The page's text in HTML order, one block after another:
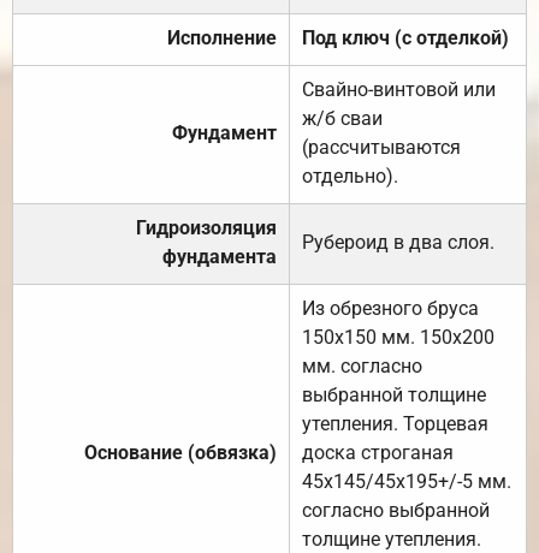
Исполнение Под ключ (с отделкой)
Фундамент
Свайно-винтовой или
ж/б сваи
(рассчитываются
отдельно).
Гидроизоляция
фундамента
Рубероид в два слоя.
Основание (обвязка)
Из обрезного бруса
150х150 мм. 150х200
мм. согласно
выбранной толщине
утепления. Торцевая
доска строганая
45х145/45х195+/-5 мм.
согласно выбранной
толщине утепления.